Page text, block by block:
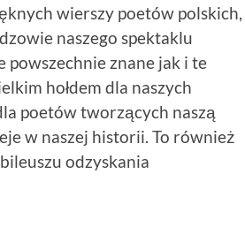
wierszy poetów polskich,
naszego spektaklu
znane jak i te
hołdem dla naszych
poetów tworzących naszą
w naszej historii. To również
odzyskania